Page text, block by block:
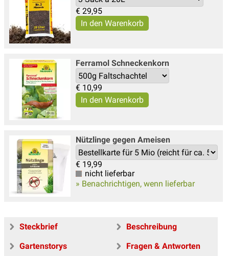
€ 29,95
Ferramol Schneckenkorn
€ 10,99
Nützlinge gegen Ameisen
€ 19,99
nicht lieferbar
» Benachrichtigen, wenn lieferbar
Steckbrief
Beschreibung
Gartenstorys
Fragen & Antworten